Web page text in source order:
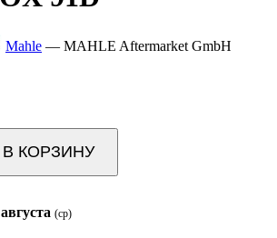
Mahle — MAHLE Aftermarket GmbH
В КОРЗИНУ
(ср)